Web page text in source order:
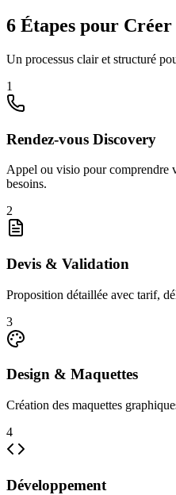
6 Étapes pour
Un processus clair et structuré
1
Rendez-vous Discovery
Appel ou visio pour comprendre
besoins.
2
Devis & Validation
Proposition détaillée avec tarif,
3
Design & Maquettes
Création des maquettes
4
Développement